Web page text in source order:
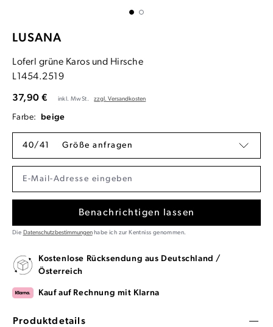
LUSANA
Loferl grüne Karos und Hirsche
L1454.2519
37,90 € inkl. MwSt. zzgl. Versandkosten
Farbe: beige
40/41 Größe anfragen
Benachrichtigen lassen
Die Datenschutzbestimmungenhabe ich zur Kentniss genommen.
Kostenlose Rücksendung aus Deutschland /
Österreich
Kauf auf Rechnung mit Klarna
Produktdetails